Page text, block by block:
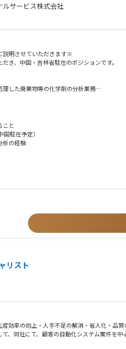
ルサービス株式会社
説明させていただきます※
き、中国・吉林省駐在のポジションです。
理した廃棄物等の化学剤の分析業務
度管理
ブル対応 等
駐在いただく予定です。
駐在勤務
/神戸本社勤務
こと
国駐在予定）
析の経験
析機器の取扱い経験があること
経験があること
リスト
効率の向上・人手不足の解消・省人化・品
て、同社にて、顧客の自動化システム案件を